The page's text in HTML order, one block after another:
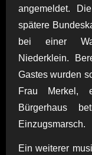
angemeldet.
spätere
bei einer
Niederklein.
Gastes wurden
Frau Merkel,
Bürgerhaus
Einzugsmarsch.
Ein weiterer